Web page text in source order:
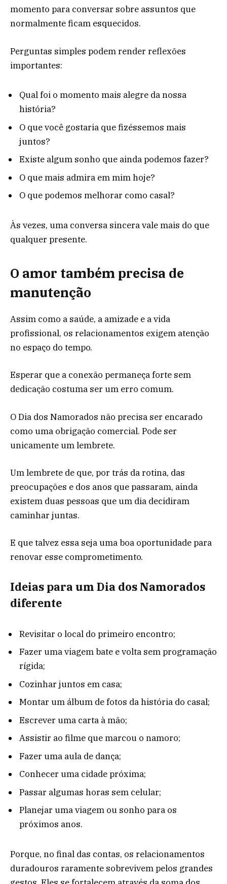
momento para conversar sobre assuntos que
normalmente ficam esquecidos.
Perguntas simples podem render reflexões
importantes:
Qual foi o momento mais alegre da nossa
história?
O que você gostaria que fizéssemos mais
juntos?
Existe algum sonho que ainda podemos fazer?
O que mais admira em mim hoje?
O que podemos melhorar como casal?
Às vezes, uma conversa sincera vale mais do que
qualquer presente.
O amor também precisa de
manutenção
Assim como a saúde, a amizade e a vida
profissional, os relacionamentos exigem atenção
no espaço do tempo.
Esperar que a conexão permaneça forte sem
dedicação costuma ser um erro comum.
O Dia dos Namorados não precisa ser encarado
como uma obrigação comercial. Pode ser
unicamente um lembrete.
Um lembrete de que, por trás da rotina, das
preocupações e dos anos que passaram, ainda
existem duas pessoas que um dia decidiram
caminhar juntas.
E que talvez essa seja uma boa oportunidade para
renovar esse comprometimento.
Ideias para um Dia dos Namorados
diferente
Revisitar o local do primeiro encontro;
Fazer uma viagem bate e volta sem programação
rígida;
Cozinhar juntos em casa;
Montar um álbum de fotos da história do casal;
Escrever uma carta à mão;
Assistir ao filme que marcou o namoro;
Fazer uma aula de dança;
Conhecer uma cidade próxima;
Passar algumas horas sem celular;
Planejar uma viagem ou sonho para os
próximos anos.
Porque, no final das contas, os relacionamentos
duradouros raramente sobrevivem pelos grandes